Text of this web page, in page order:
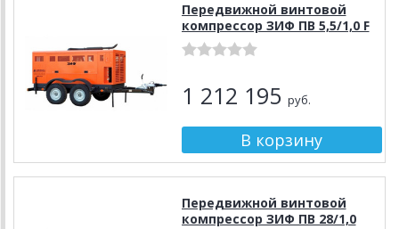
Передвижной винтовой
компрессор ЗИФ ПВ 5,5/1,0 F
1 212 195 руб.
Передвижной винтовой
компрессор ЗИФ ПВ 28/1,0